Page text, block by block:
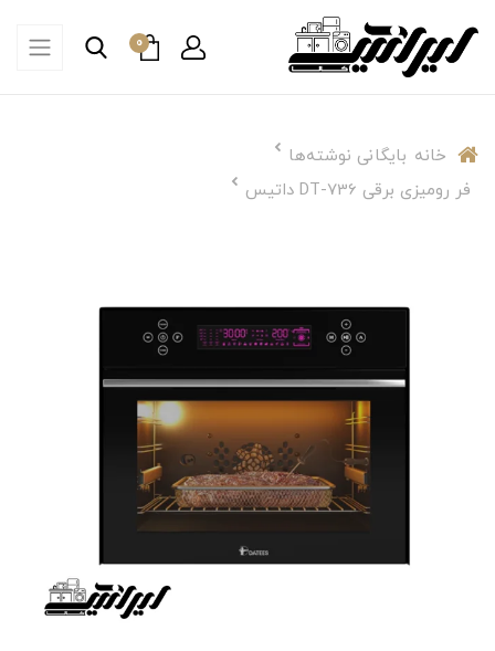
0
خانه بایگانی نوشته‌ها
فر رومیزی برقی DT-736 داتیس